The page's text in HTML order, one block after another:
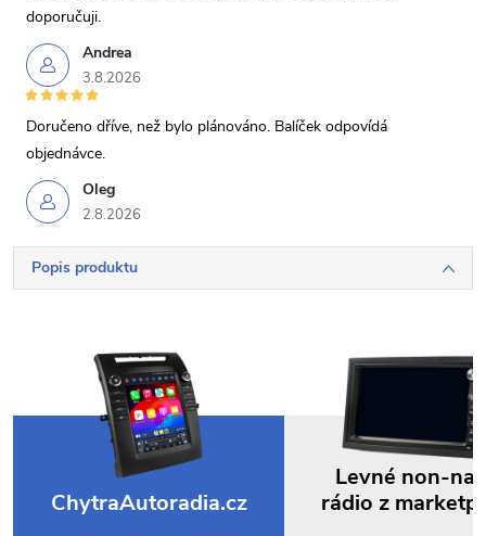
Andrea
3.8.2026
doporučuji.
Oleg
2.8.2026
Doručeno dříve, než bylo plánováno. Balíček odpovídá
objednávce.
Popis produktu
ChytraAutoradia.cz
Levné non-
rádio z